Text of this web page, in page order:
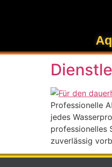
Professionelle
jedes
professionelles
zuverlässig